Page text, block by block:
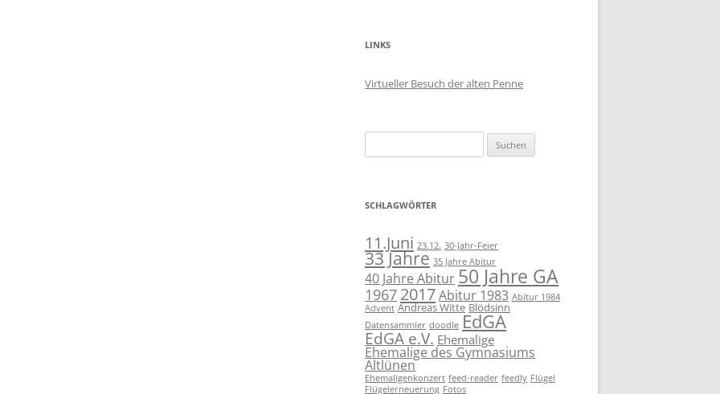
LINKS
Virtueller Besuch der alten Penne
nach:
SCHLAGWÖRTER
11.Juni 23.12. 30-Jahr-Feier
33 Jahre 35 Jahre Abitur
40 Jahre Abitur 50 Jahre GA
1967 2017Abitur 1983 Abitur 1984
Advent Andreas Witte Blödsinn
Datensammler doodle EdGA
EdGA e.V. Ehemalige
Ehemalige des Gymnasiums
Altlünen
Ehemaligenkonzert feed-reader feedly Flügel
Flügelerneuerung Fotos